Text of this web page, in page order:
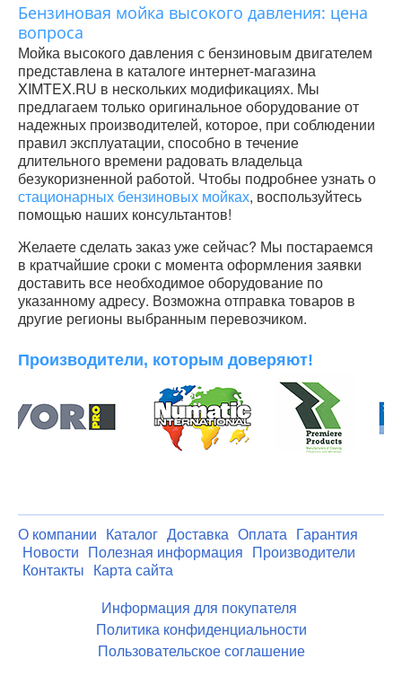
Бензиновая мойка высокого давления: цена
вопроса
Мойка высокого давления с бензиновым двигателем
представлена в каталоге интернет-магазина
XIMTEX.RU в нескольких модификациях. Мы
предлагаем только оригинальное оборудование от
надежных производителей, которое, при соблюдении
правил эксплуатации, способно в течение
длительного времени радовать владельца
безукоризненной работой. Чтобы подробнее узнать о
стационарных бензиновых мойках, воспользуйтесь
помощью наших консультантов!
Желаете сделать заказ уже сейчас? Мы постараемся
в кратчайшие сроки с момента оформления заявки
доставить все необходимое оборудование по
указанному адресу. Возможна отправка товаров в
другие регионы выбранным перевозчиком.
Производители, которым доверяют!
О компании Каталог Доставка Оплата
Гарантия
Новости
Полезная информация
Производители
Контакты
Карта сайта
Информация для покупателя
Политика конфиденциальности
Пользовательское соглашение